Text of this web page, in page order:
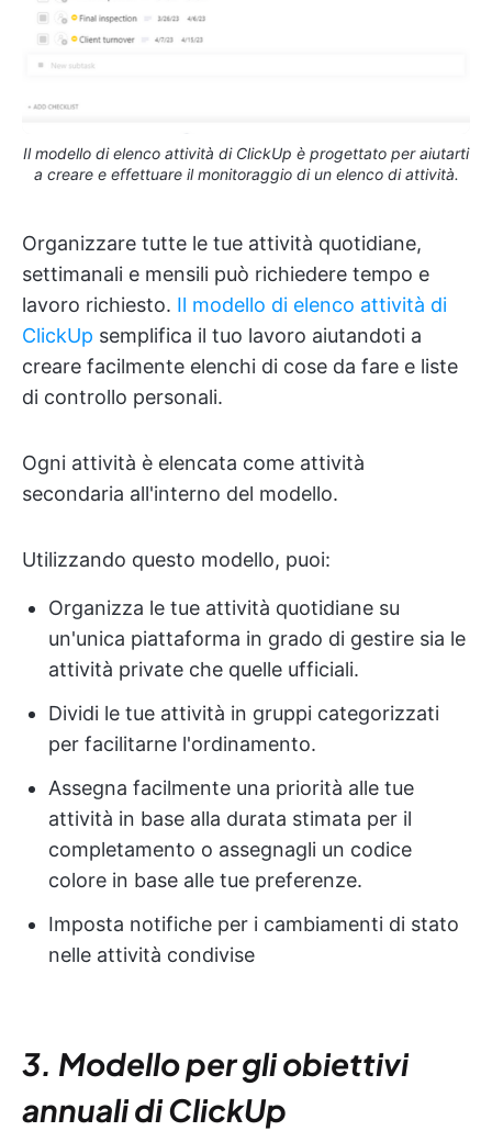
Il modello di elenco attività di ClickUp è progettato per aiutarti
a creare e effettuare il monitoraggio di un elenco di attività.
Organizzare tutte le tue attività quotidiane,
settimanali e mensili può richiedere tempo e
lavoro richiesto. Il modello di elenco attività di
ClickUp semplifica il tuo lavoro aiutandoti a
creare facilmente elenchi di cose da fare e liste
di controllo personali.
Ogni attività è elencata come attività
secondaria all'interno del modello.
Utilizzando questo modello, puoi:
Organizza le tue attività quotidiane su
un'unica piattaforma in grado di gestire sia le
attività private che quelle ufficiali.
Dividi le tue attività in gruppi categorizzati
per facilitarne l'ordinamento.
Assegna facilmente una priorità alle tue
attività in base alla durata stimata per il
completamento o assegnagli un codice
colore in base alle tue preferenze.
Imposta notifiche per i cambiamenti di stato
nelle attività condivise
3. Modello per gli obiettivi
annuali di ClickUp